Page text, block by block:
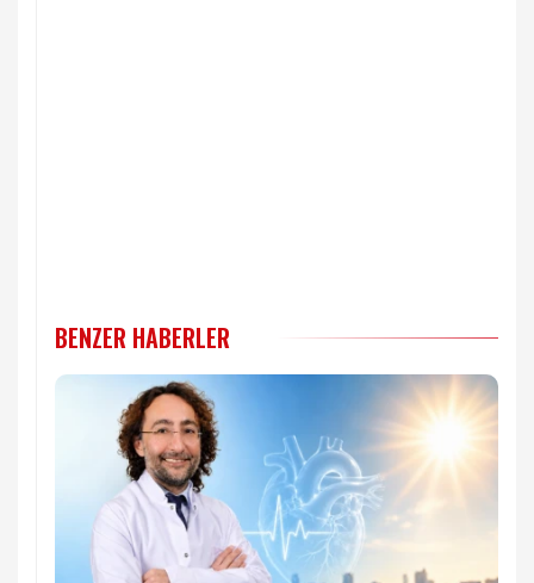
BENZER HABERLER